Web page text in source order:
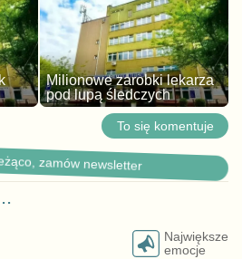
Milionowe zarobki lekarza
pod lupą śledczych
To się komentuje
zamów newsletter
Największe
emocje